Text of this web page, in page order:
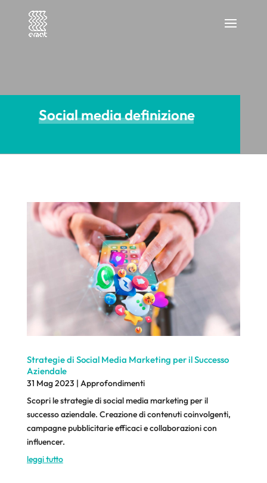
Social media definizione
Strategie di Social Media Marketing per il Successo
Aziendale
31 Mag 2023 | Approfondimenti
Scopri le strategie di social media marketing per il
successo aziendale. Creazione di contenuti coinvolgenti,
campagne pubblicitarie efficaci e collaborazioni con
influencer.
leggi tutto